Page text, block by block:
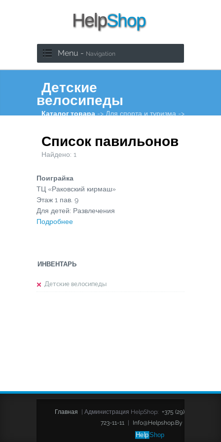
Menu - Navigation
Детские
велосипеды
Каталог товара -> Для спорта и туризма ->
Список павильонов
Найдено: 1
Поиграйка
ТЦ «Раковский кирмаш»
Этаж 1 пав. 9
Для детей: Развлечения
Подробнее
ИНВЕНТАРЬ
Детские велосипеды
Главная | Администрация HelpShop: +375 (29)
723-11-11
| Info@helpshop.by